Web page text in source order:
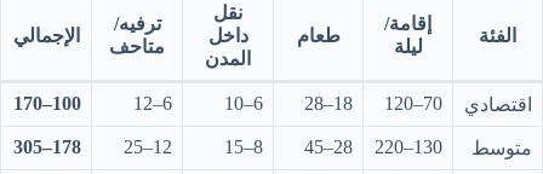
الفئة
إقامة/
ليلة
طعام
نقل
داخل
المدن
ترفيه/
متاحف
الإجمالي
اقتصادي 70–120
18–28
6–10
6–12
100–170
متوسط 130–220
28–45
8–15
12–25
178–305